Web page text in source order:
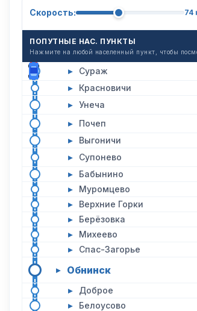
Скорость: 74
ПОПУТНЫЕ НАС. ПУНКТЫ
Нажмите на любой населенный пункт, чтобы
▸ Сураж
▸ Красновичи
▸ Унеча
▸ Почеп
▸ Выгоничи
▸ Супонево
▸ Бабынино
▸ Муромцево
▸ Верхние Горки
▸ Берёзовка
▸ Михеево
▸ Спас-Загорье
▸ Обнинск
▸ Доброе
▸ Белоусово